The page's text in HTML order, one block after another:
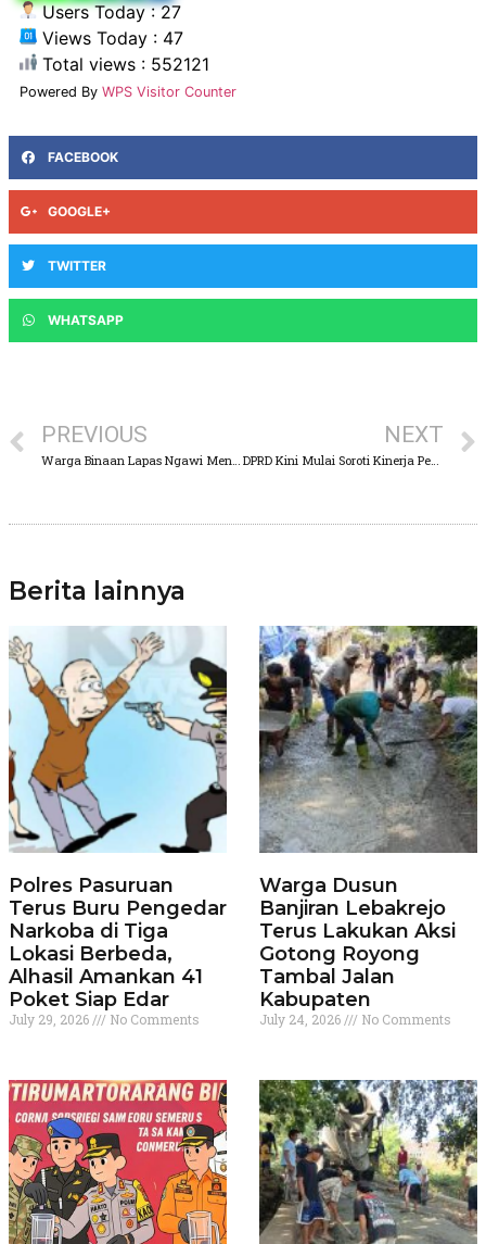
Users Today : 27
Views Today : 47
Total views : 552121
Powered By WPS Visitor Counter
FACEBOOK
GOOGLE+
TWITTER
WHATSAPP
PREVIOUS
Warga Binaan Lapas Ngawi Mendapat Latihan Kemandirian
NEXT
DPRD Kini Mulai Soroti Kinerja Pemkab Pasuruan,Yang Di Rasa Kurang Maksimal
Berita lainnya
Polres Pasuruan
Terus Buru Pengedar
Narkoba di Tiga
Lokasi Berbeda,
Alhasil Amankan 41
Poket Siap Edar
July 29, 2026 No Comments
Warga Dusun
Banjiran Lebakrejo
Terus Lakukan Aksi
Gotong Royong
Tambal Jalan
Kabupaten
July 24, 2026 No Comments